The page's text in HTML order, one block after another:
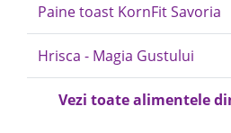
Paine toast KornFit Savoria
Hrisca - Magia Gustului
Vezi toate alimentele